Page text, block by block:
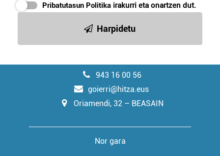
Pribatutasun Politika irakurri eta onartzen dut.
Harpidetu
943 16 00 56
goierri@hitza.eus
Oriamendi, 32 – BEASAIN
Nor gara